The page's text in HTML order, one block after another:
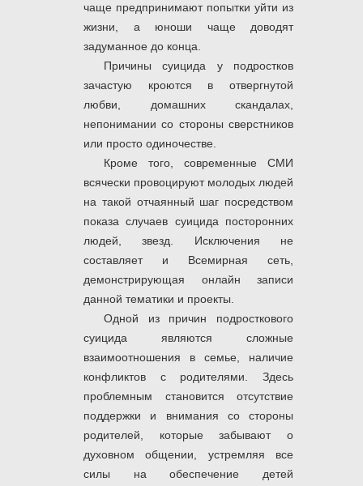
чаще предпринимают попытки уйти из
жизни, а юноши чаще доводят
задуманное до конца.
Причины суицида у подростков
зачастую кроются в отвергнутой
любви, домашних скандалах,
непонимании со стороны сверстников
или просто одиночестве.
Кроме того, современные СМИ
всячески провоцируют молодых людей
на такой отчаянный шаг посредством
показа случаев суицида посторонних
людей, звезд. Исключения не
составляет и Всемирная сеть,
демонстрирующая онлайн записи
данной тематики и проекты.
Одной из причин подросткового
суицида являются сложные
взаимоотношения в семье, наличие
конфликтов с родителями. Здесь
проблемным становится отсутствие
поддержки и внимания со стороны
родителей, которые забывают о
духовном общении, устремляя все
силы на обеспечение детей